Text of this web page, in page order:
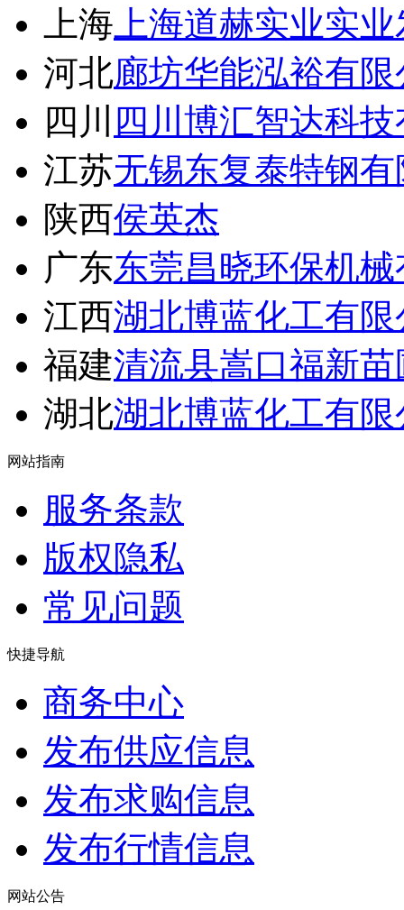
上海 上海道赫实业实
河北廊坊华能泓裕有
四川 四川博汇智达科
江苏无锡东复泰特钢
陕西侯英杰
广东东莞昌晓环保机
江西湖北博蓝化工有
福建清流县嵩口福新苗
湖北湖北博蓝化工有限
网站指南
服务条款
版权隐私
常见问题
快捷导航
商务中心
发布供应信息
发布求购信息
发布行情信息
网站公告